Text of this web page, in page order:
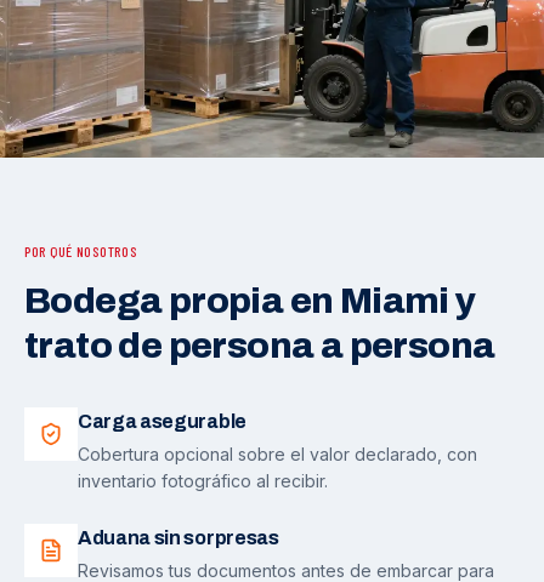
POR QUÉ NOSOTROS
Bodega propia en Miami y
trato de persona a persona
Carga asegurable
Cobertura opcional sobre el valor declarado, con
inventario fotográfico al recibir.
Aduana sin sorpresas
Revisamos tus documentos antes de embarcar para